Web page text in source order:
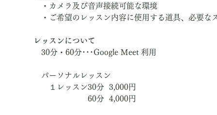
・カメラ及び音声接続可能な環境
・ご希望のレッスン内容に使用する道具、必要な
レッスンについて
30分・60分･･･Google Meet 利用
パーソナルレッスン
１レッスン30分  3,000円
60分  4,000円